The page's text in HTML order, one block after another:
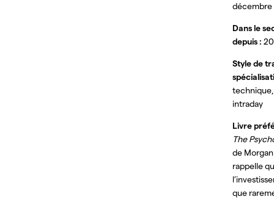
décembre
Dans le
depuis :
Style de
intraday
Livre
The
de
rappelle
que